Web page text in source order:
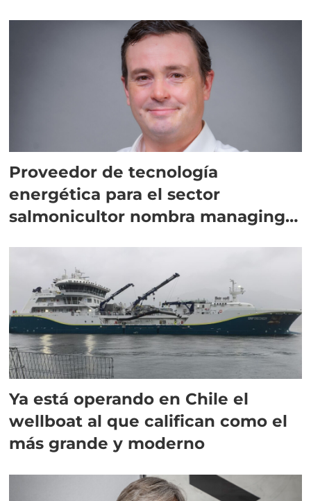
Proveedor de tecnología
energética para el sector
salmonicultor nombra managing
Ya está operando en Chile el
wellboat al que califican como el
más grande y moderno